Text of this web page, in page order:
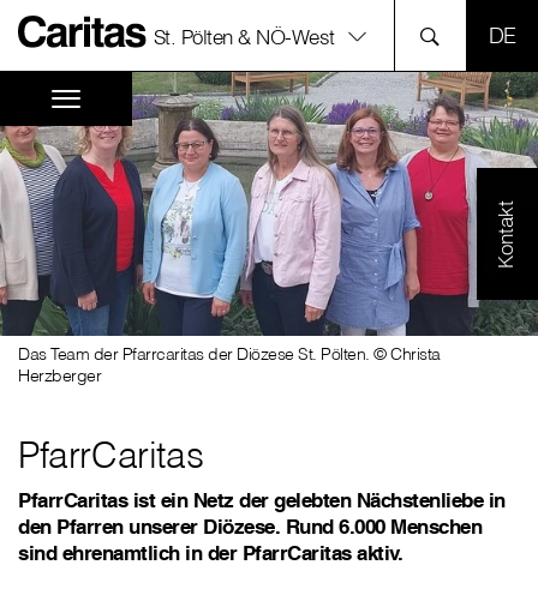
St. Pölten & NÖ-West
Kontakt
Das Team der Pfarrcaritas der Diözese St. Pölten. © Christa
Herzberger
PfarrCaritas
PfarrCaritas ist ein Netz der gelebten Nächstenliebe in
den Pfarren unserer Diözese. Rund 6.000 Menschen
sind ehrenamtlich in der PfarrCaritas aktiv.